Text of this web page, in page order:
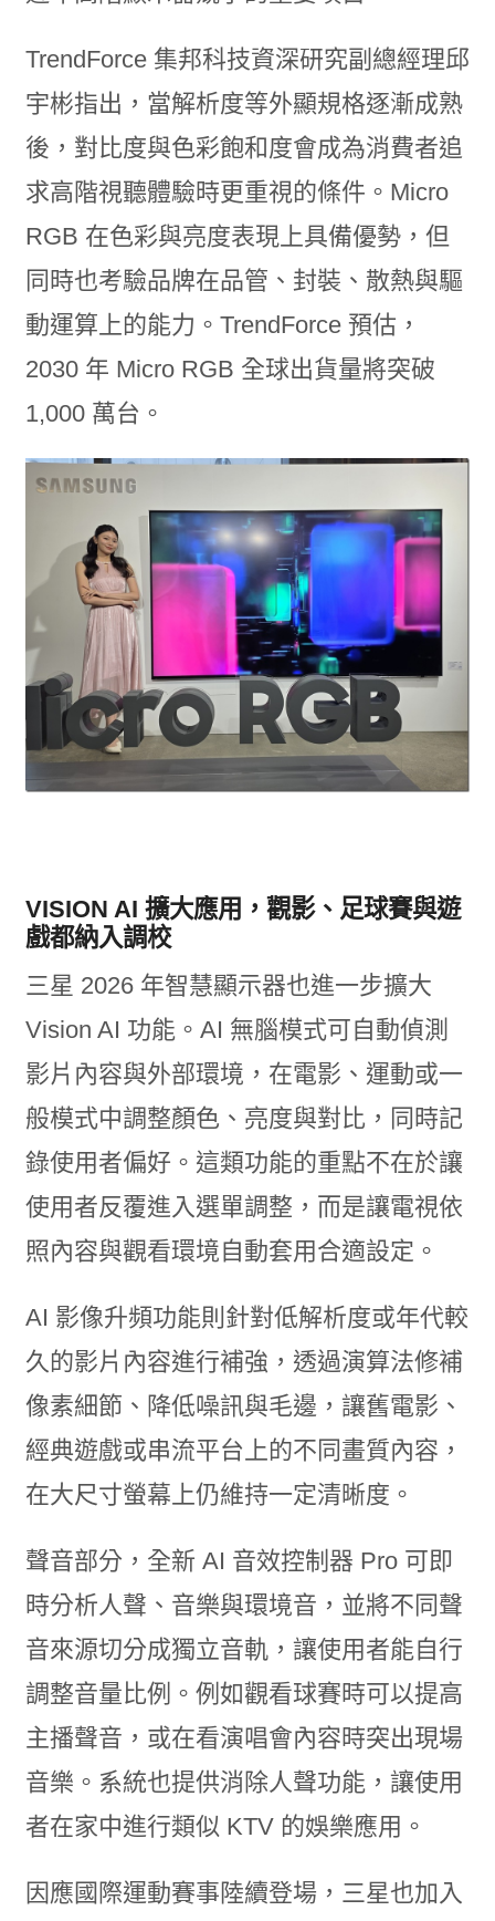
TrendForce 集邦科技資深研究副總經理邱
宇彬指出，當解析度等外顯規格逐漸成熟
後，對比度與色彩飽和度會成為消費者追
求高階視聽體驗時更重視的條件。Micro
RGB 在色彩與亮度表現上具備優勢，但
同時也考驗品牌在品管、封裝、散熱與驅
動運算上的能力。TrendForce 預估，
2030 年 Micro RGB 全球出貨量將突破
1,000 萬台。
VISION AI 擴大應用，觀影、足球賽與遊
戲都納入調校
三星 2026 年智慧顯示器也進一步擴大
Vision AI 功能。AI 無腦模式可自動偵測
影片內容與外部環境，在電影、運動或一
般模式中調整顏色、亮度與對比，同時記
錄使用者偏好。這類功能的重點不在於讓
使用者反覆進入選單調整，而是讓電視依
照內容與觀看環境自動套用合適設定。
AI 影像升頻功能則針對低解析度或年代較
久的影片內容進行補強，透過演算法修補
像素細節、降低噪訊與毛邊，讓舊電影、
經典遊戲或串流平台上的不同畫質內容，
在大尺寸螢幕上仍維持一定清晰度。
聲音部分，全新 AI 音效控制器 Pro 可即
時分析人聲、音樂與環境音，並將不同聲
音來源切分成獨立音軌，讓使用者能自行
調整音量比例。例如觀看球賽時可以提高
主播聲音，或在看演唱會內容時突出現場
音樂。系統也提供消除人聲功能，讓使用
者在家中進行類似 KTV 的娛樂應用。
因應國際運動賽事陸續登場，三星也加入